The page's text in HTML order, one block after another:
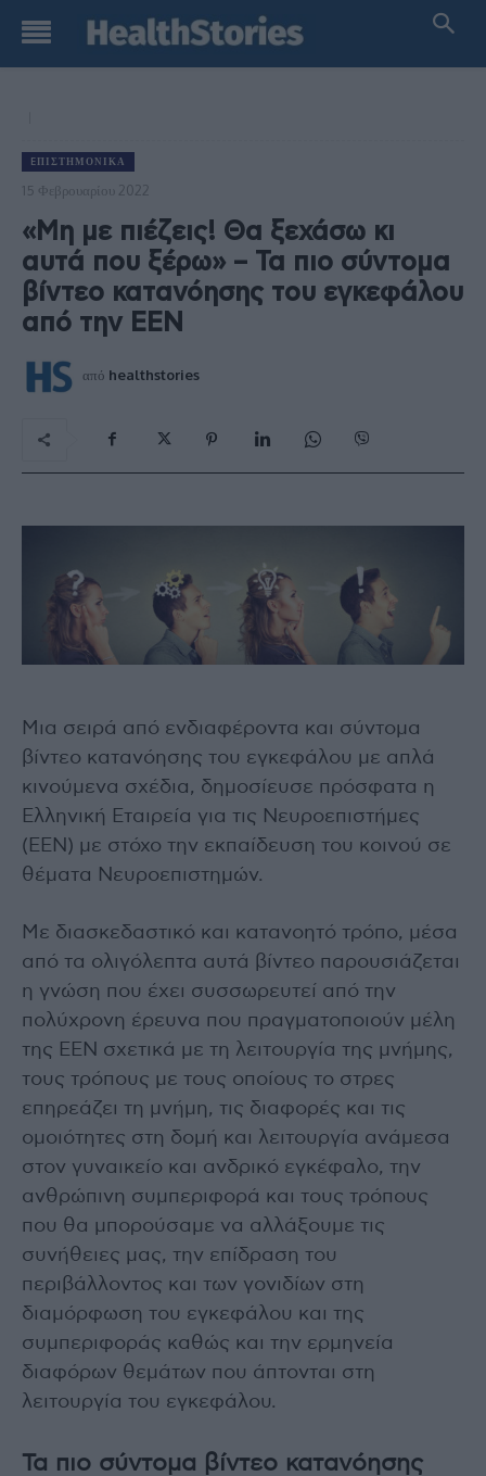
EΠΙΣΤΗΜΟΝΙΚΆ
15 Φεβρουαρίου 2022
«Μη με πιέζεις! Θα ξεχάσω κι
αυτά που ξέρω» – Τα πιο σύντομα
βίντεο κατανόησης του εγκεφάλου
από την ΕΕΝ
από healthstories
Μια σειρά από ενδιαφέροντα και σύντομα
βίντεο κατανόησης του εγκεφάλου με απλά
κινούμενα σχέδια, δημοσίευσε πρόσφατα η
Ελληνική Εταιρεία για τις Νευροεπιστήμες
(ΕΕΝ) με στόχο την εκπαίδευση του κοινού σε
θέματα Νευροεπιστημών.
Με διασκεδαστικό και κατανοητό τρόπο, μέσα
από τα ολιγόλεπτα αυτά βίντεο παρουσιάζεται
η γνώση που έχει συσσωρευτεί από την
πολύχρονη έρευνα που πραγματοποιούν μέλη
της ΕΕΝ σχετικά με τη λειτουργία της μνήμης,
τους τρόπους με τους οποίους το στρες
επηρεάζει τη μνήμη, τις διαφορές και τις
ομοιότητες στη δομή και λειτουργία ανάμεσα
στον γυναικείο και ανδρικό εγκέφαλο, την
ανθρώπινη συμπεριφορά και τους τρόπους
που θα μπορούσαμε να αλλάξουμε τις
συνήθειες μας, την επίδραση του
περιβάλλοντος και των γονιδίων στη
διαμόρφωση του εγκεφάλου και της
συμπεριφοράς καθώς και την ερμηνεία
διαφόρων θεμάτων που άπτονται στη
λειτουργία του εγκεφάλου.
Τα πιο σύντομα βίντεο κατανόησης